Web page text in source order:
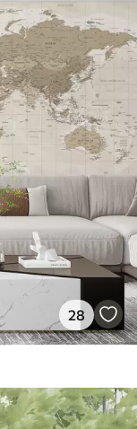
28